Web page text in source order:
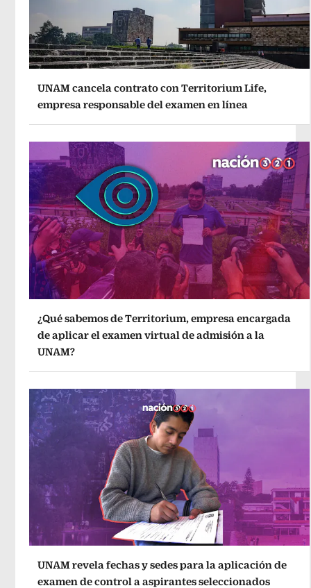
UNAM cancela contrato con Territorium Life,
empresa responsable del examen en línea
¿Qué sabemos de Territorium, empresa encargada
de aplicar el examen virtual de admisión a la
UNAM?
UNAM revela fechas y sedes para la aplicación de
examen de control a aspirantes seleccionados